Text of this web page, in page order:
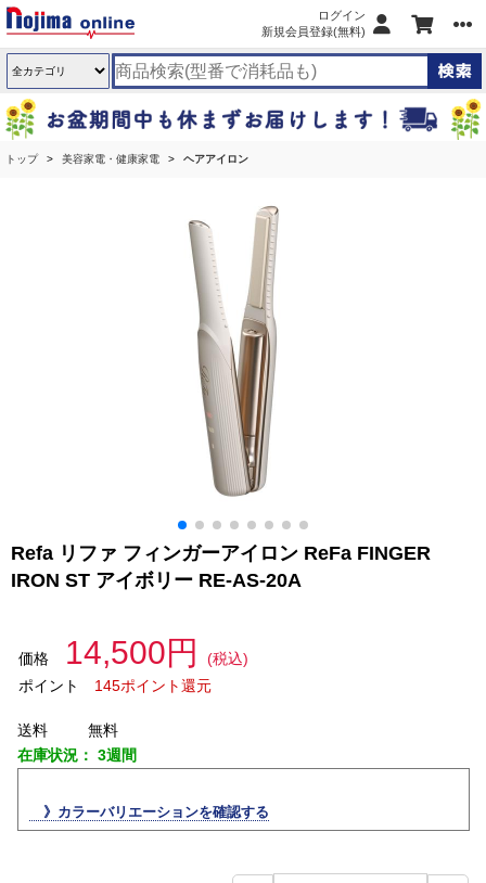
ログイン
新規会員登録(無料)
トップ 美容家電・健康家電 ヘアアイロン
Refa リファ フィンガーアイロン ReFa FINGER
IRON ST アイボリー RE-AS-20A
価格 14,500円
(税込)
ポイント
145ポイント還元
送料
無料
在庫状況： 3週間
》カラーバリエーションを確認する